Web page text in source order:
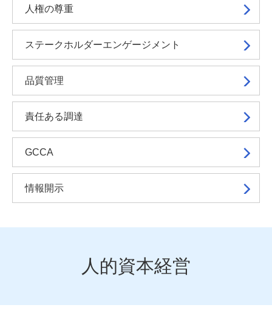
人権の尊重
ステークホルダーエンゲージメント
品質管理
責任ある調達
GCCA
情報開示
人的資本経営